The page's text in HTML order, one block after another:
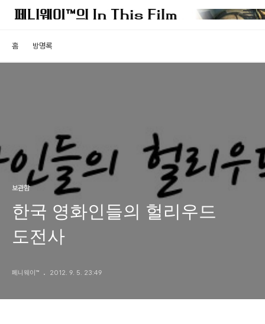
홈 방명록
보관함
한국 영화인들의 헐리우드
도전사
페니웨이™ 2012. 9. 5. 23:49